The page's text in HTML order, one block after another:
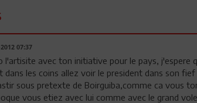
07:37
l'artisite avec ton initiative pour le pays, j'espere
dans les coins allez voir le president dans son
sous pretexte de Boirguiba,comme ca vous
vous etiez avec lui comme avec le grand